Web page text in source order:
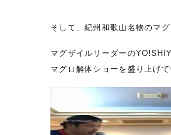
そして、紀州和歌山名物のマグ
マグザイルリーダーの
マグロ解体ショーを盛り上げて